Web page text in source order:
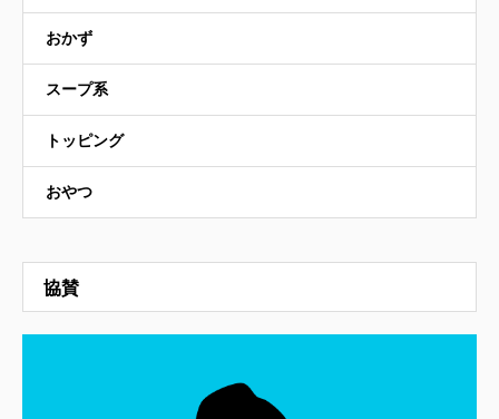
おかず
スープ系
トッピング
おやつ
協賛